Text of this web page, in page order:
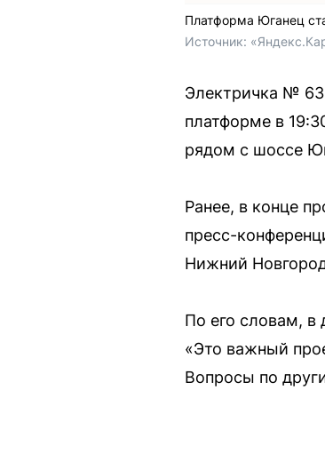
Платформа Юганец
Источник:
Электричка №
платформе в
рядом с шоссе
Ранее, в конце
пресс-
Нижний
По его словам, в
«Это важный
Вопросы по